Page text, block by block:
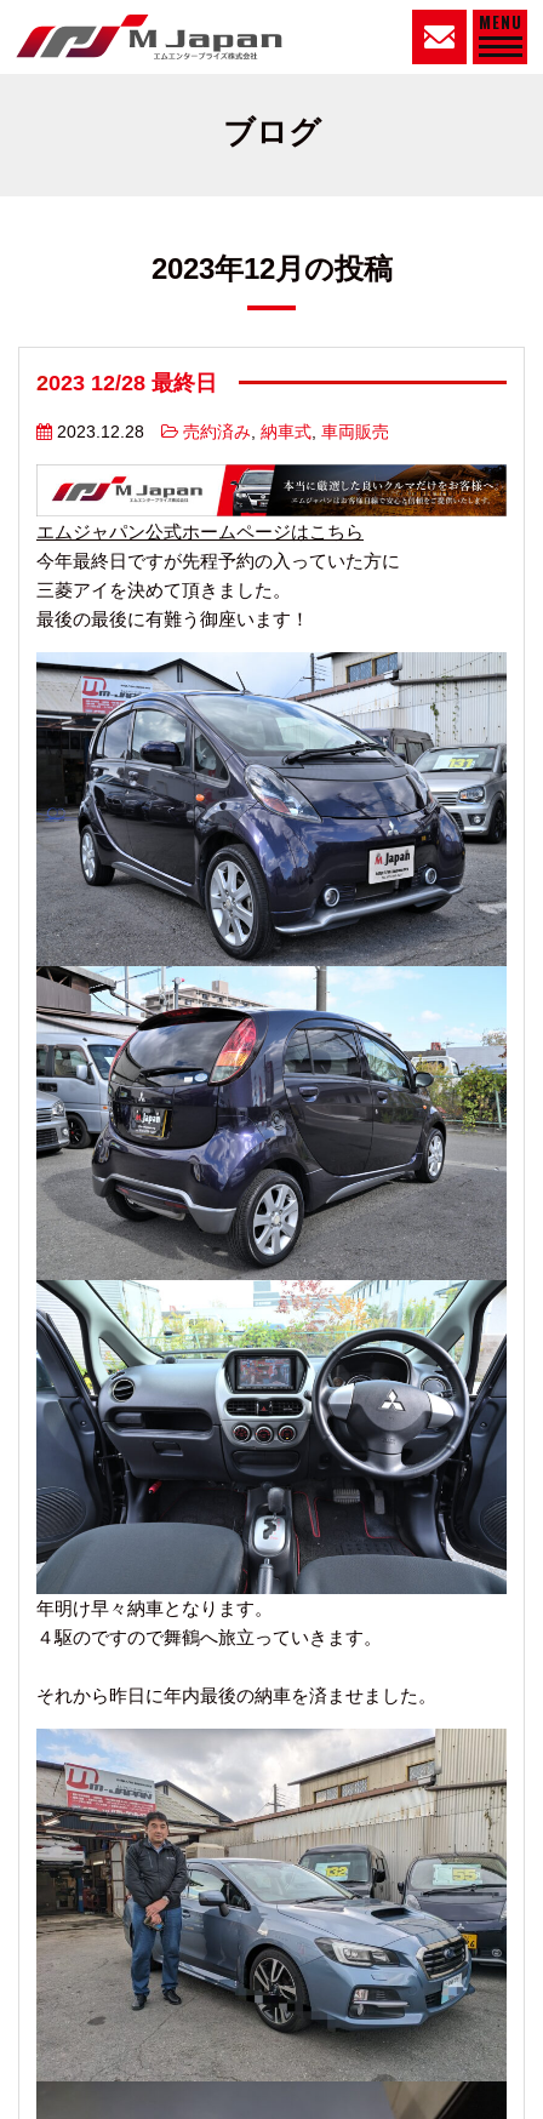
MENU
ブログ
2023年12月の投稿
2023 12/28 最終日
2023.12.28 売約済み, 納車式, 車両販売
エムジャパン公式ホームページはこちら
今年最終日ですが先程予約の入っていた方に
三菱アイを決めて頂きました。
最後の最後に有難う御座います！
年明け早々納車となります。
４駆のですので舞鶴へ旅立っていきます。
それから昨日に年内最後の納車を済ませました。